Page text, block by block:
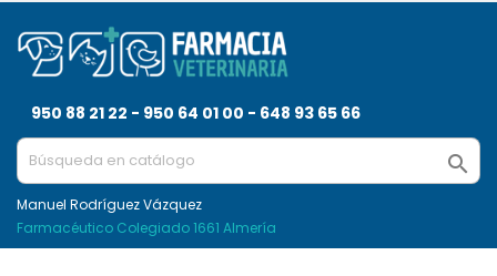
950 88 21 22 - 950 64 01 00 - 648 93 65 66

Manuel Rodríguez Vázquez
Farmacéutico Colegiado 1661 Almería